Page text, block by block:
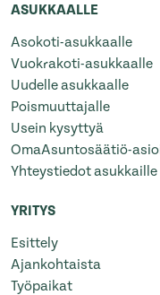
ASUKKAALLE
Asokoti-asukkaalle
Vuokrakoti-asukkaalle
Uudelle asukkaalle
Poismuuttajalle
Usein kysyttyä
OmaAsuntosäätiö-
Yhteystiedot asukkaille
YRITYS
Esittely
Ajankohtaista
Työpaikat